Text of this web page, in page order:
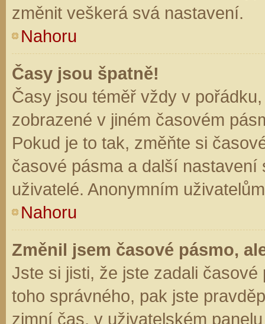
změnit veškerá svá nastavení.
Nahoru
Časy jsou špatně!
Časy jsou téměř vždy v
zobrazené v jiném časovém
Pokud je to tak, změňte si
časové pásma a další
uživatelé. Anonymním
Nahoru
Změnil jsem časové pásmo,
Jste si jisti, že jste zadali
toho správného, pak jste
zimní čas, v uživatelském